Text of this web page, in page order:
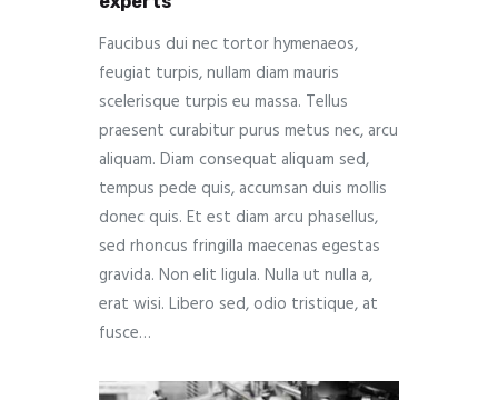
Faucibus dui nec tortor hymenaeos,
feugiat turpis, nullam diam mauris
scelerisque turpis eu massa. Tellus
praesent curabitur purus metus nec, arcu
aliquam. Diam consequat aliquam sed,
tempus pede quis, accumsan duis mollis
donec quis. Et est diam arcu phasellus,
sed rhoncus fringilla maecenas egestas
gravida. Non elit ligula. Nulla ut nulla a,
erat wisi. Libero sed, odio tristique, at
fusce…